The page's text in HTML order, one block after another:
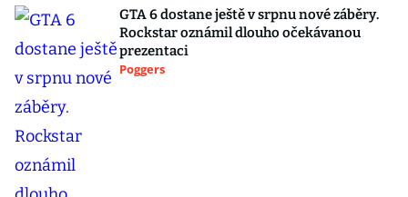
GTA 6 dostane ještě v srpnu nové záběry.
Rockstar oznámil dlouho očekávanou
prezentaci
Poggers